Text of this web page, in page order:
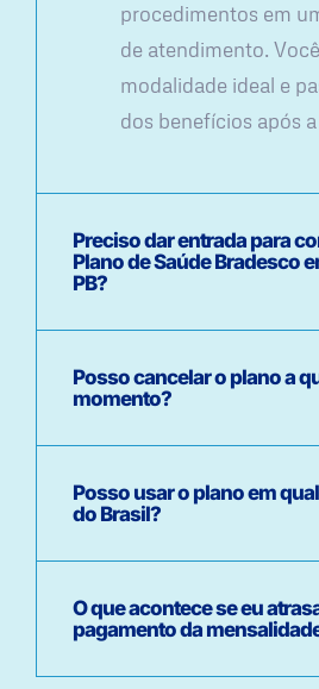
procedimentos em
de atendimento.
modalidade ideal e
dos benefícios após
Preciso dar entrada para
Plano de Saúde Bradesco
PB?
Posso cancelar o plano a
momento?
Posso usar o plano em
do Brasil?
O que acontece se eu
pagamento da